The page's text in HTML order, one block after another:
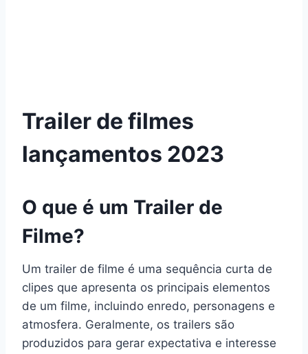
Trailer de filmes
lançamentos 2023
O que é um Trailer de
Filme?
Um trailer de filme é uma sequência curta de
clipes que apresenta os principais elementos
de um filme, incluindo enredo, personagens e
atmosfera. Geralmente, os trailers são
produzidos para gerar expectativa e interesse